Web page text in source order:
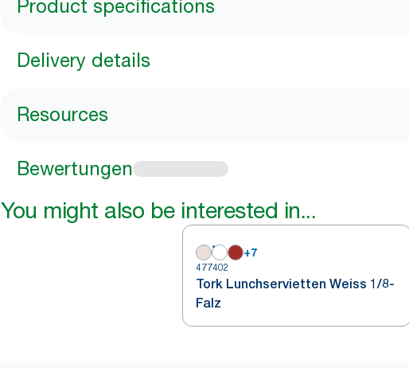
Product specifications
Delivery details
Resources
Bewertungen
You might also be interested in...
+7
477402
Tork Lunchservietten Weiss 1/8-
Falz